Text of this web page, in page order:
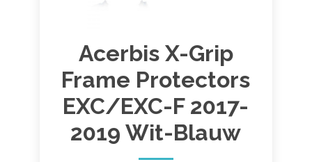
Acerbis X-Grip
Frame Protectors
EXC/EXC-F 2017-
2019 Wit-Blauw